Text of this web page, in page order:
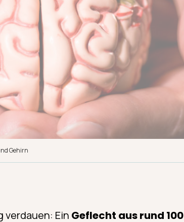
Gehirn
verdauen: Ein Geflecht aus rund 100